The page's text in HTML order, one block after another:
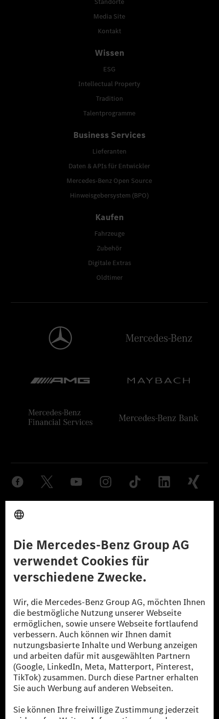
Standorte
Media Site
Kontakt
Wissen
ESG
Intellectual Property
Tradition
Talentprogramme
Business Services
Lieferanten
Daten & APIs für Entwickler
Mercedes-Benz Open Source
Hinweisgebersystem (BPO)
Kaufen
Fahrzeuge
Zubehör
Digitale Extras
Oldtimer
© 2026 Mercedes-Benz Group AG. Alle Rechte vorbehalten.
reduzierte CO₂-Emissionen bei der Mercedes-Benz Group durch
zertifizierte Ausgleichsprojekte kompensiert werden.
[2] Renewable Charging ist ein integraler Bestandteil von MB.CHARGE
Public in Europa, den USA, Kanada und China. Sofern an der jeweiligen
Ladestation noch kein Strom aus erneuerbaren Energien vorliegt,
verwendet Renewable Charging Grünstromzertifikate*. Diese stellen
sicher, dass für Ladevorgänge über MB.CHARGE Public eine äquivalente
Strommenge aus erneuerbaren Energien ins Stromnetz eingespeist wird.
Sie stammen ausschließlich aus Wind- und Solarkraftanlagen, die jünger
als sechs Jahre sind.
* Inkl. EKOenergy Ökolabel
* Die angegebenen Werte wurden nach dem vorgeschriebenen
Messverfahren WLTP (Worldwide harmonised Light vehicles Test